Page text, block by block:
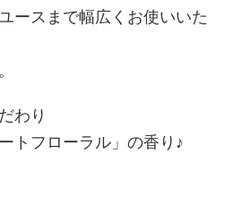
ースまで幅広くお使いいた
わり
トフローラル」の香り♪